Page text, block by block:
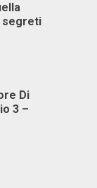
segreti
Di
3 –